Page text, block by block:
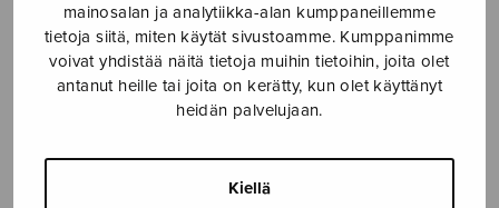
mainosalan ja analytiikka-alan kumppaneillemme
tietoja siitä, miten käytät sivustoamme. Kumppanimme
voivat yhdistää näitä tietoja muihin tietoihin, joita olet
antanut heille tai joita on kerätty, kun olet käyttänyt
heidän palvelujaan.
Kiellä